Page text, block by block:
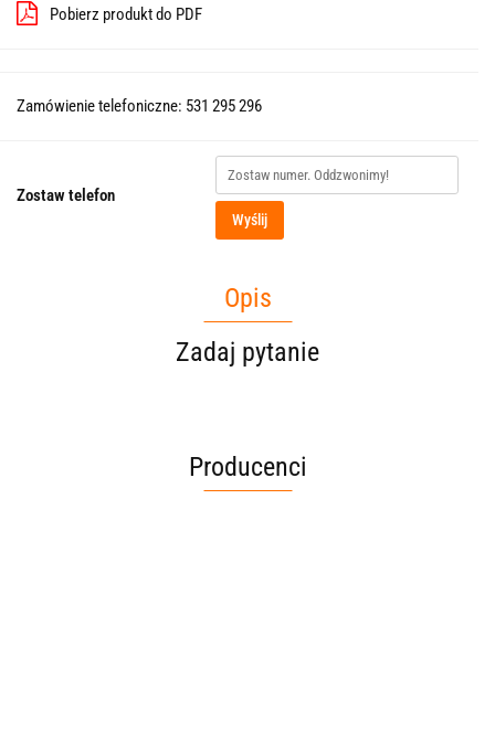
Pobierz produkt do PDF
Zamówienie telefoniczne: 531 295 296
Zostaw telefon
Wyślij
Opis
Zadaj pytanie
Producenci